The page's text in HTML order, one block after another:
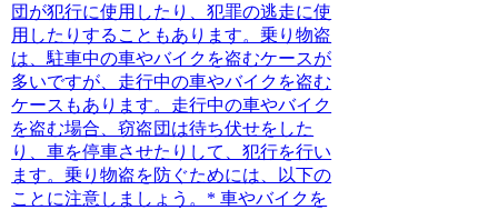
団が犯行に使用したり、犯罪の逃走に使
用したりすることもあります。乗り物盗
は、駐車中の車やバイクを盗むケースが
多いですが、走行中の車やバイクを盗む
ケースもあります。走行中の車やバイク
を盗む場合、窃盗団は待ち伏せをした
り、車を停車させたりして、犯行を行い
ます。乗り物盗を防ぐためには、以下の
ことに注意しましょう。* 車やバイクを